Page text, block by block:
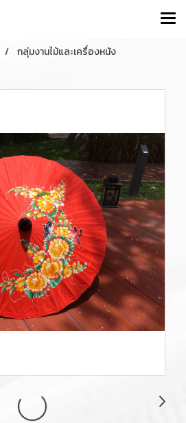
กลุ่มงานไม้และเครื่องหนัง